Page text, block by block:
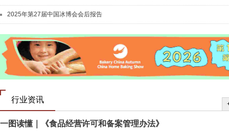
Innovation
2025年第27届中国冰博会会后报告
行业资讯
一图读懂｜《食品经营许可和备案管理办法》